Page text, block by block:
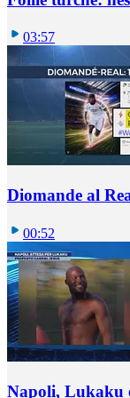
03:57
Diomande al
00:52
Napoli, Lukaku